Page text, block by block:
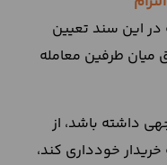
در این سند تعیین
میان طرفین معامله
داشته باشد، از
خودداری کند،